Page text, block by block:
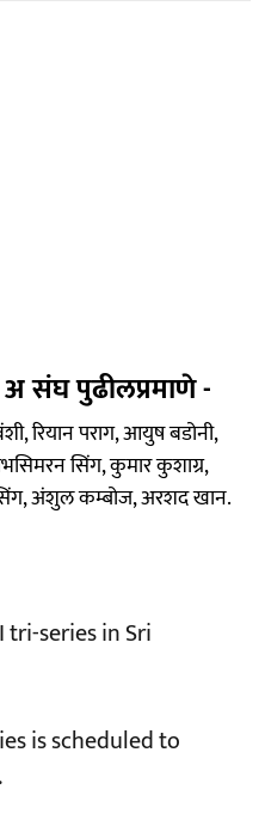
अ संघ पुढीलप्रमाणे -
रियान पराग, आयुष बडोनी,
सिंग, कुमार कुशाग्र,
अंशुल कम्बोज, अरशद खान.
series in Sri
is scheduled to